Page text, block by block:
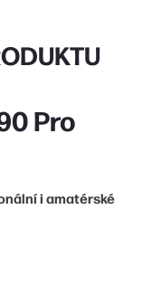
Pro
i amatérské